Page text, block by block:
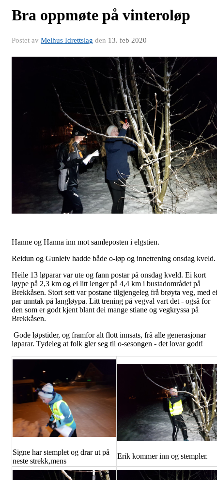
Bra oppmøte på vinteroløp
Postet av Melhus Idrettslag den 13. feb 2020
Hanne og Hanna inn mot samleposten i elgstien.
Reidun og Gunleiv hadde både o-løp og innetrening onsdag kveld.
Heile 13 løparar var ute og fann postar på onsdag kveld. Ei kort
løype på 2,3 km og ei litt lenger på 4,4 km i bustadområdet på
Brekkåsen. Stort sett var postane tilgjengeleg frå brøyta veg, med
par unntak på langløypa. Litt trening på vegval vart det - også for
den som er godt kjent blant dei mange stiane og vegkryssa på
Brekkåsen.
Gode løpstider, og framfor alt flott innsats, frå alle generasjonar
løparar. Tydeleg at folk gler seg til o-sesongen - det lovar godt!
Signe har stemplet og drar ut på
neste strekk,mens
Erik kommer inn og stempler.